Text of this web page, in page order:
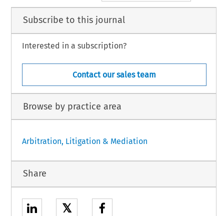
Subscribe to this journal
Interested in a subscription?
Contact our sales team
Browse by practice area
Arbitration, Litigation & Mediation
Share
𝕏